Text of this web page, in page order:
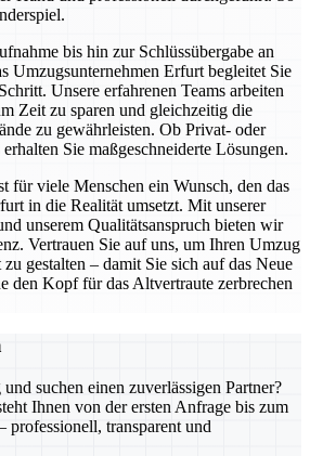
bis hin zur Schlüssübergabe an
Umzugsunternehmen Erfurt begleitet Sie
Unsere erfahrenen Teams arbeiten
Zeit zu sparen und gleichzeitig die
zu gewährleisten. Ob Privat- oder
Sie maßgeschneiderte Lösungen.
für viele Menschen ein Wunsch, den das
in die Realität umsetzt. Mit unserer
unserem Qualitätsanspruch bieten wir
Vertrauen Sie auf uns, um Ihren Umzug
gestalten – damit Sie sich auf das Neue
den Kopf für das Altvertraute zerbrechen
suchen einen zuverlässigen Partner?
Ihnen von der ersten Anfrage bis zum
professionell, transparent und